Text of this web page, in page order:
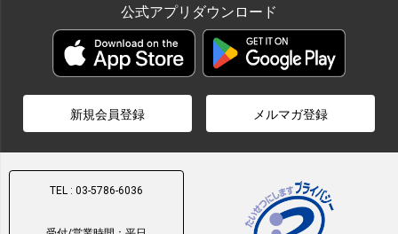
公式アプリダウンロード
新規会員登録 メルマガ登録
TEL : 03-5786-6036